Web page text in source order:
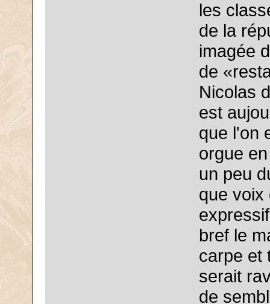
les
de la
imagée
de
Nicolas
est
que l'on
orgue
un peu
que voix
bref le
carpe et
serait
de